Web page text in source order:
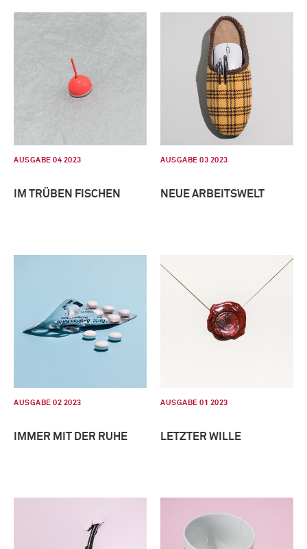
AUSGABE 04 2023
IM TRÜBEN FISCHEN
AUSGABE 03 2023
NEUE ARBEITSWELT
AUSGABE 02 2023
IMMER MIT DER RUHE
AUSGABE 01 2023
LETZTER WILLE